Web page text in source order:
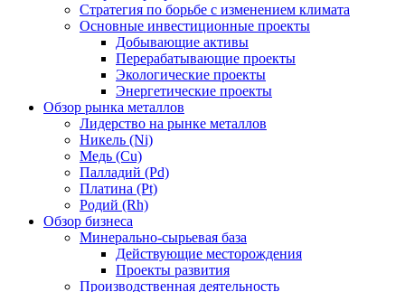
Стратегия по борьбе с изменением климата
Основные инвестиционные проекты
Добывающие активы
Перерабатывающие проекты
Экологические проекты
Энергетические проекты
Обзор рынка металлов
Лидерство на рынке металлов
Никель (Ni)
Медь (Cu)
Палладий (Pd)
Платина (Pt)
Родий (Rh)
Обзор бизнеса
Минерально-сырьевая база
Действующие месторождения
Проекты развития
Производственная деятельность